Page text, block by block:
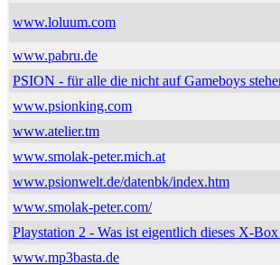
www.loluum.com
www.pabru.de
PSION - für alle die nicht auf Gameboys
www.psionking.com
www.atelier.tm
www.smolak-peter.mich.at
www.psionwelt.de/datenbk/index.htm
www.smolak-peter.com/
Playstation 2 - Was ist eigentlich dieses X-Box
www.mp3basta.de